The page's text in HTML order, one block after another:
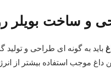
و ساخت بویلر
باید به گونه ای طراحی و
داغ موجب استفاده بیشتر